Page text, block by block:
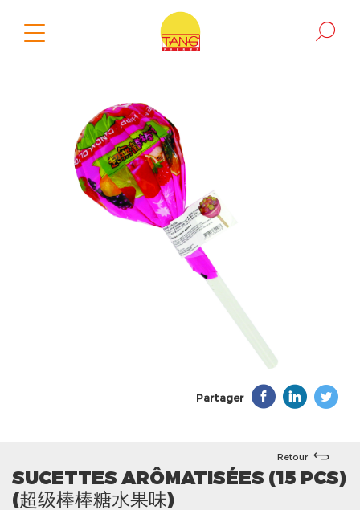
Partager
Retour
SUCETTES ARÔMATISÉES (15 PCS)
(超级棒棒糖水果味)